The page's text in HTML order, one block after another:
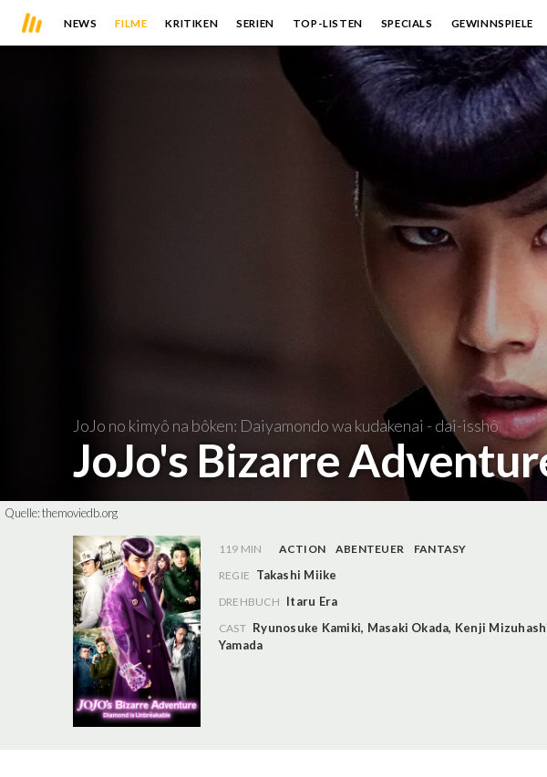
NEWS FILME KRITIKEN SERIEN TOP-LISTEN SPECIALS GEWINNSPIELE
JoJo no kimyô na bôken: Daiyamondo wa kudakenai - dai-isshô
JoJo's Bizarre
Quelle:themoviedb.org
119 MIN ACTION ABENTEUER
FANTASY
REGIE Takashi Miike
DREHBUCH Itaru Era
CAST Ryunosuke Kamiki, Masaki Okada, Kenji
Yamada